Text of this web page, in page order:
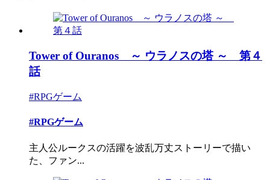
Tower of Ouranos ～ ウラノスの塔 ～ 第４
話
#RPGゲーム
#RPGゲーム
主人公ルークスの活躍を波乱万丈ストーリーで描い
た、ファン...